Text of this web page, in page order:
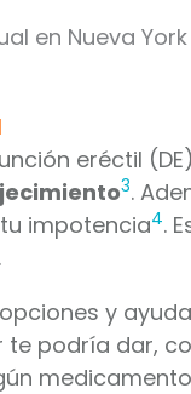
en Nueva York
eréctil
3.
impotencia4.
y
podría dar,